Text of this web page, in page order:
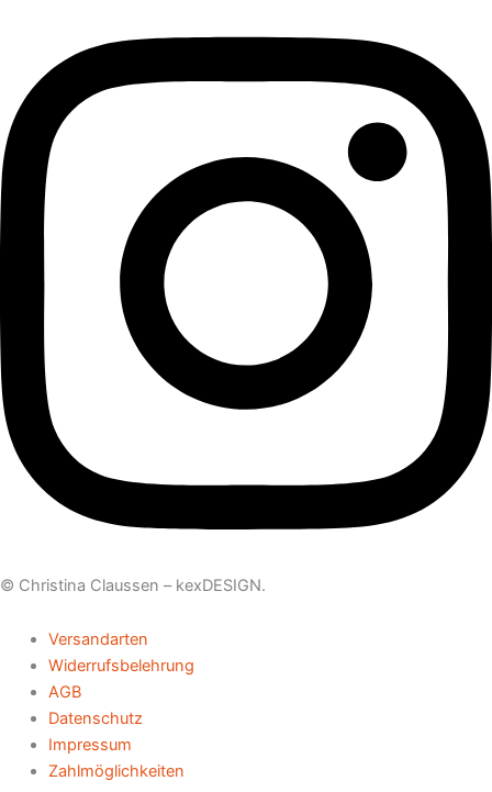
© Christina Claussen – kexDESIGN.
Versandarten
Widerrufsbelehrung
AGB
Datenschutz
Impressum
Zahlmöglichkeiten